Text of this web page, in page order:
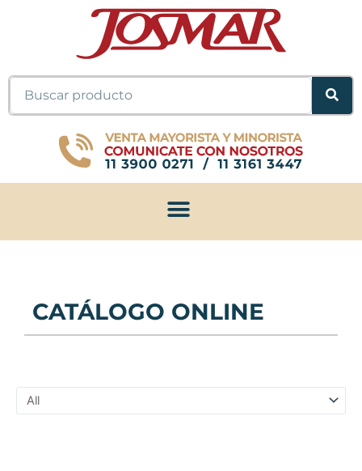
Buscar
CATÁLOGO ONLINE